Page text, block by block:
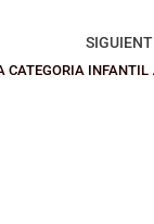
REUNIÓN